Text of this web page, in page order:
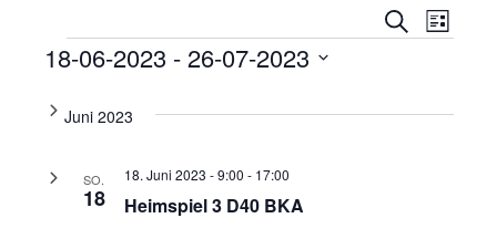
Suche
Liste
Veranstaltungen
18-06-2023 - 26-07-2023
wählen.
Juni 2023
SO.
18 Heimspiel 3 D40 BKA
18. Juni 2023 - 9:00 - 17:00